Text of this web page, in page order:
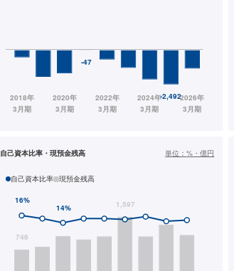
自己資本比率・現預金残高 単位：%・億円
自己資本比率 現預金残高